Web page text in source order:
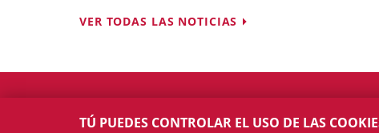
VER TODAS LAS NOTICIAS
TÚ PUEDES CONTROLAR EL USO DE LAS